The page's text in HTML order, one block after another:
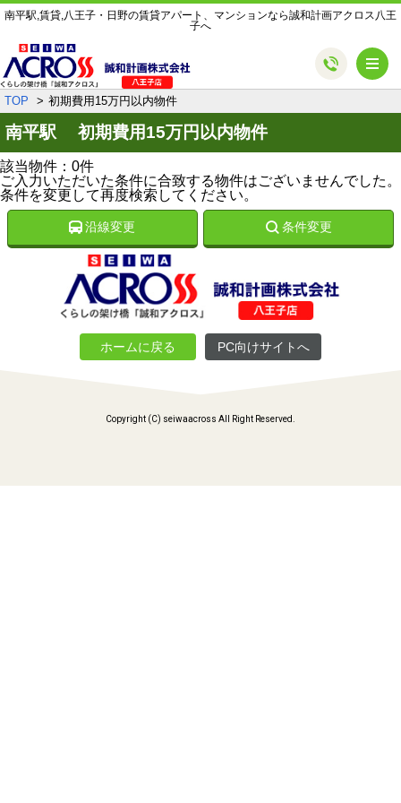
南平駅,賃貸,八王子・日野の賃貸アパート、マンションなら誠和計画アクロス八王
子へ
TOP 初期費用15万円以内物件
南平駅 初期費用15万円以内物件
該当物件：0件
ご入力いただいた条件に合致する物件はございませんでした。
条件を変更して再度検索してください。
沿線変更 条件変更
ホームに戻る PC向けサイトへ
Copyright (C) seiwaacross All Right Reserved.